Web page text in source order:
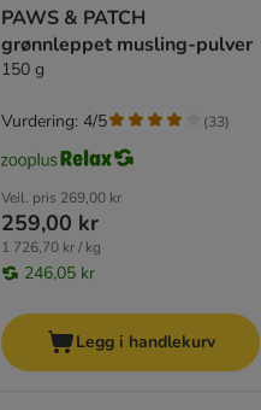
PAWS & PATCH
grønnleppet musling-pulver
150 g
Veil. pris 269,00 kr
259,00 kr
1 726,70 kr / kg
246,05 kr
Vurdering: 4/5 (33)
Legg i handlekurv